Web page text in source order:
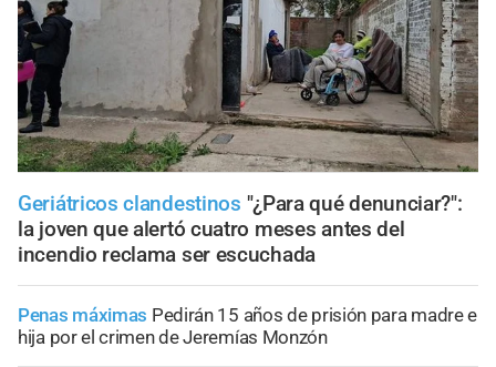
Geriátricos clandestinos "¿Para qué denunciar?":
la joven que alertó cuatro meses antes del
incendio reclama ser escuchada
Penas máximas Pedirán 15 años de prisión para madre e
hija por el crimen de Jeremías Monzón